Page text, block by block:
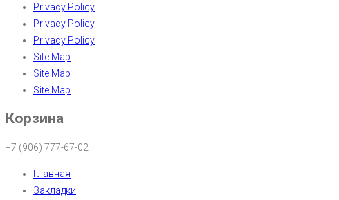
Privacy Policy
Privacy Policy
Privacy Policy
Site Map
Site Map
Site Map
Корзина
+7 (906) 777-67-02
Главная
Закладки